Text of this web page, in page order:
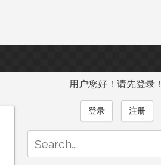
用户您好！请先登录！
登录 注册
for: